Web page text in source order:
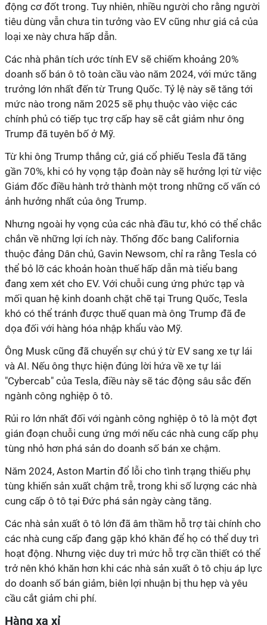
động cơ đốt trong. Tuy nhiên, nhiều người cho rằng người
tiêu dùng vẫn chưa tin tưởng vào EV cũng như giá cả của
loại xe này chưa hấp dẫn.
Các nhà phân tích ước tính EV sẽ chiếm khoảng 20%
doanh số bán ô tô toàn cầu vào năm 2024, với mức tăng
trưởng lớn nhất đến từ Trung Quốc. Tỷ lệ này sẽ tăng tới
mức nào trong năm 2025 sẽ phụ thuộc vào việc các
chính phủ có tiếp tục trợ cấp hay sẽ cắt giảm như ông
Trump đã tuyên bố ở Mỹ.
Từ khi ông Trump thắng cử, giá cổ phiếu Tesla đã tăng
gần 70%, khi có hy vọng tập đoàn này sẽ hưởng lợi từ việc
Giám đốc điều hành trở thành một trong những cố vấn có
ảnh hưởng nhất của ông Trump.
Nhưng ngoài hy vọng của các nhà đầu tư, khó có thể chắc
chắn về những lợi ích này. Thống đốc bang California
thuộc đảng Dân chủ, Gavin Newsom, chỉ ra rằng Tesla có
thể bỏ lỡ các khoản hoàn thuế hấp dẫn mà tiểu bang
đang xem xét cho EV. Với chuỗi cung ứng phức tạp và
mối quan hệ kinh doanh chặt chẽ tại Trung Quốc, Tesla
khó có thể tránh được thuế quan mà ông Trump đã đe
dọa đối với hàng hóa nhập khẩu vào Mỹ.
Ông Musk cũng đã chuyển sự chú ý từ EV sang xe tự lái
và AI. Nếu ông thực hiện đúng lời hứa về xe tự lái
"Cybercab" của Tesla, điều này sẽ tác động sâu sắc đến
ngành công nghiệp ô tô.
Rủi ro lớn nhất đối với ngành công nghiệp ô tô là một đợt
gián đoạn chuỗi cung ứng mới nếu các nhà cung cấp phụ
tùng nhỏ hơn phá sản do doanh số bán xe chậm.
Năm 2024, Aston Martin đổ lỗi cho tình trạng thiếu phụ
tùng khiến sản xuất chậm trễ, trong khi số lượng các nhà
cung cấp ô tô tại Đức phá sản ngày càng tăng.
Các nhà sản xuất ô tô lớn đã âm thầm hỗ trợ tài chính cho
các nhà cung cấp đang gặp khó khăn để họ có thể duy trì
hoạt động. Nhưng việc duy trì mức hỗ trợ cần thiết có thể
trở nên khó khăn hơn khi các nhà sản xuất ô tô chịu áp lực
do doanh số bán giảm, biên lợi nhuận bị thu hẹp và yêu
cầu cắt giảm chi phí.
Hàng xa xỉ